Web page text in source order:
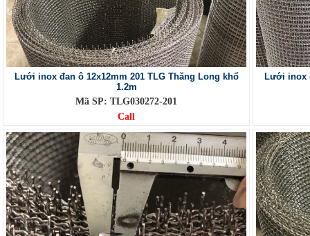
Lưới inox đan ô 12x12mm 201 TLG Thăng Long khổ
1.2m
Mã SP: TLG030272-201
Call
Lưới inox